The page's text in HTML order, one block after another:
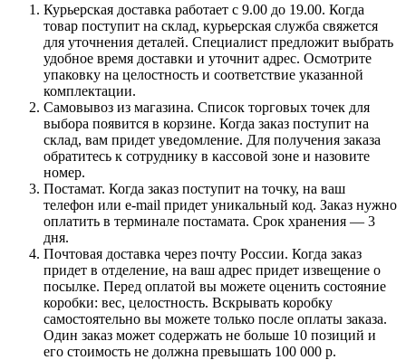
Курьерская доставка работает с 9.00 до 19.00. Когда
товар поступит на склад, курьерская служба свяжется
для уточнения деталей. Специалист предложит выбрать
удобное время доставки и уточнит адрес. Осмотрите
упаковку на целостность и соответствие указанной
комплектации.
Самовывоз из магазина. Список торговых точек для
выбора появится в корзине. Когда заказ поступит на
склад, вам придет уведомление. Для получения заказа
обратитесь к сотруднику в кассовой зоне и назовите
номер.
Постамат. Когда заказ поступит на точку, на ваш
телефон или e-mail придет уникальный код. Заказ нужно
оплатить в терминале постамата. Срок хранения — 3
дня.
Почтовая доставка через почту России. Когда заказ
придет в отделение, на ваш адрес придет извещение о
посылке. Перед оплатой вы можете оценить состояние
коробки: вес, целостность. Вскрывать коробку
самостоятельно вы можете только после оплаты заказа.
Один заказ может содержать не больше 10 позиций и
его стоимость не должна превышать 100 000 р.